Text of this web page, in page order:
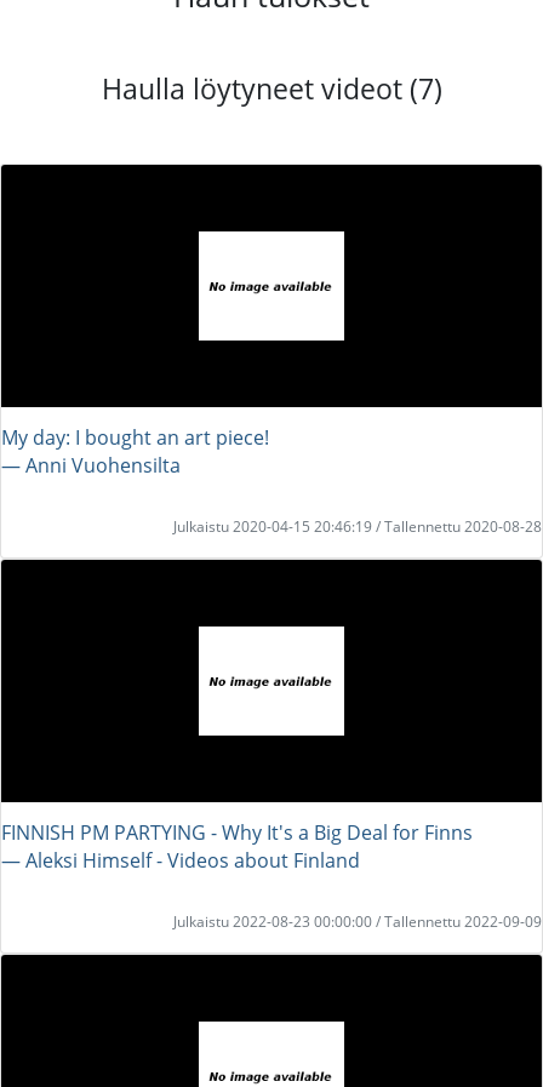
Haulla löytyneet videot (7)
My day: I bought an art piece!
― Anni Vuohensilta
Julkaistu 2020-04-15 20:46:19 / Tallennettu 2020-08-28
FINNISH PM PARTYING - Why It's a Big Deal for Finns
― Aleksi Himself - Videos about Finland
Julkaistu 2022-08-23 00:00:00 / Tallennettu 2022-09-09